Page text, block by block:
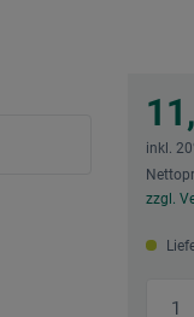
inkl.
zzgl.